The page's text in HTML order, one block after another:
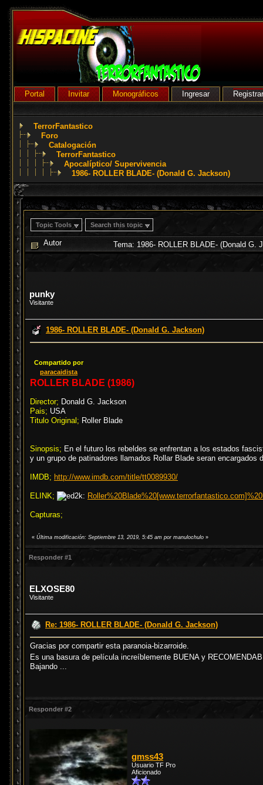
Portal Invitar Monográficos Ingresar
TerrorFantastico
Foro
Catalogación
TerrorFantastico
Apocalíptico/ Supervivencia
1986- ROLLER BLADE- (Donald G. Jackson)
Topic Tools Search this topic
Autor Tema: 1986- ROLLER BLADE- (Donald G.
punky
Visitante
1986- ROLLER BLADE- (Donald G. Jackson)
Compartido por
paracaidista
ROLLER BLADE (1986)
Director; Donald G. Jackson
Pais; USA
Titulo Original; Roller Blade
Sinopsis; En el futuro los rebeldes se enfrentan a los estados
y un grupo de patinadores llamados Rollar Blade seran encargados
IMDB; http://www.imdb.com/title/tt0089930/
ELINK;
Capturas;
« Última modificación: Septiembre 13, 2019, 5:45 am por manulochulo »
Responder #1
ELXOSE80
Visitante
Re: 1986- ROLLER BLADE- (Donald G. Jackson)
Gracias por compartir esta paranoia-bizarroide.
Es una basura de película increíblemente BUENA y
Bajando ...
Responder #2
gmss43
Usuario TF Pro
Aficionado